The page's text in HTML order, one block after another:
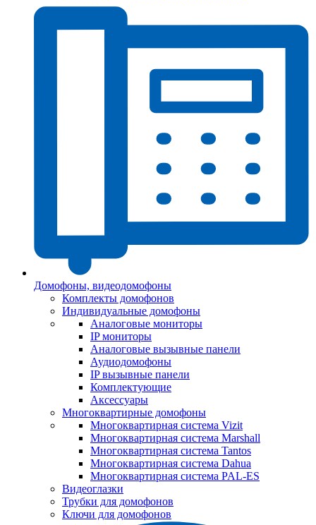
Домофоны, видеодомофоны
Комплекты домофонов
Индивидуальные домофоны
Аналоговые мониторы
IP мониторы
Аналоговые вызывные панели
Аудиодомофоны
IP вызывные панели
Комплектующие
Аксессуары
Многоквартирные домофоны
Многоквартирная система Vizit
Многоквартирная система Marshall
Многоквартирная система Tantos
Многоквартирная система Dahua
Многоквартирная система PAL-ES
Видеоглазки
Трубки для домофонов
Ключи для домофонов